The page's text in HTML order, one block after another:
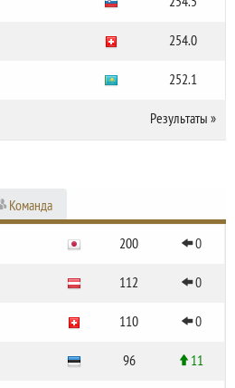
254.0
252.1
Результаты »
Команда
200 0
112 0
110 0
96 11